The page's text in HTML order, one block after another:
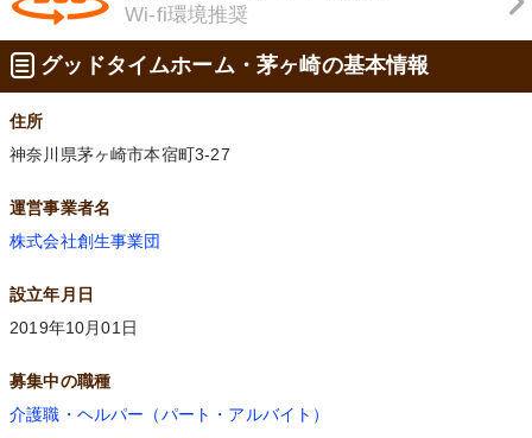
Wi-fi環境推奨
グッドタイムホーム・茅ヶ崎の基本情報
住所
神奈川県茅ヶ崎市本宿町3-27
運営事業者名
株式会社創生事業団
設立年月日
2019年10月01日
募集中の職種
介護職・ヘルパー（パート・アルバイト）